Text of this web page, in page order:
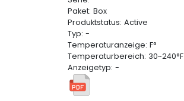
Paket: Box
Produktstatus: Active
Typ: -
Temperaturanzeige: F°
Temperaturbereich: 30~240°F
Anzeigetyp: -